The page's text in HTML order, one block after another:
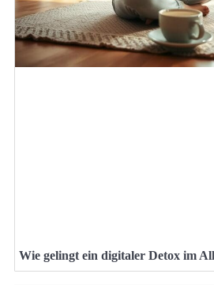
Wie gelingt ein digitaler Detox im